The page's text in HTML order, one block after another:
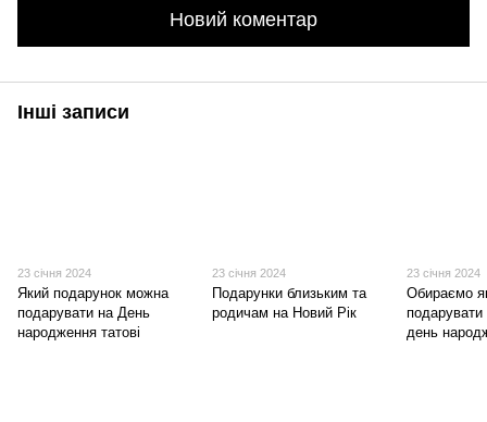
Новий коментар
Інші записи
23 січня 2024
Який подарунок можна
подарувати на День
народження татові
23 січня 2024
Подарунки близьким та
родичам на Новий Рік
23 січня 2024
Обираємо
подарувати
день